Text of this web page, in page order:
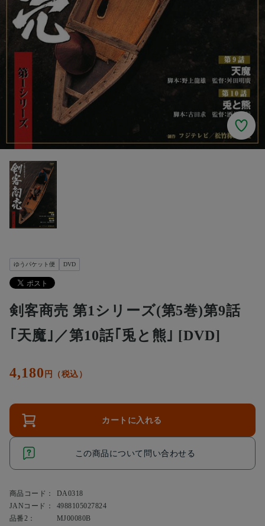
ゆうパケット便 DVD
剣客商売 第1シリーズ(第5巻)第9話
｢天魔｣／第10話｢兎と熊｣ [DVD]
4,180 円（税込）
カートに入れる
この商品について問い合わせる
商品コード：
DA0318
JANコード：
4988105027824
品番2：
MJ00080B